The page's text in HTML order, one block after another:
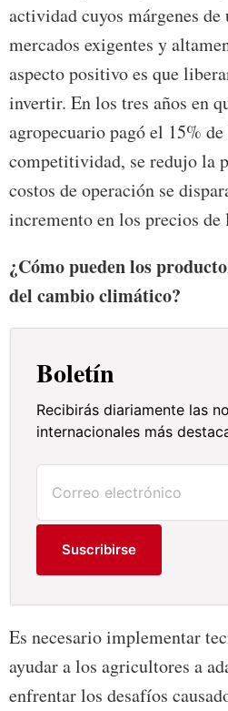
actividad cuyos márgenes
mercados exigentes y
aspecto positivo es que
invertir. En los tres años en
agropecuario pagó el 15%
competitividad, se redujo la
costos de operación se
incremento en los precios
¿Cómo pueden los
del cambio climático?
Boletín
Recibirás diariamente las
internacionales más
Suscribirse
Es necesario implementar
ayudar a los agricultores a
enfrentar los desafíos